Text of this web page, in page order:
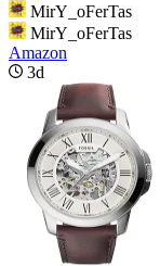
MirY_oFerTas
MirY_oFerTas
Amazon
3d